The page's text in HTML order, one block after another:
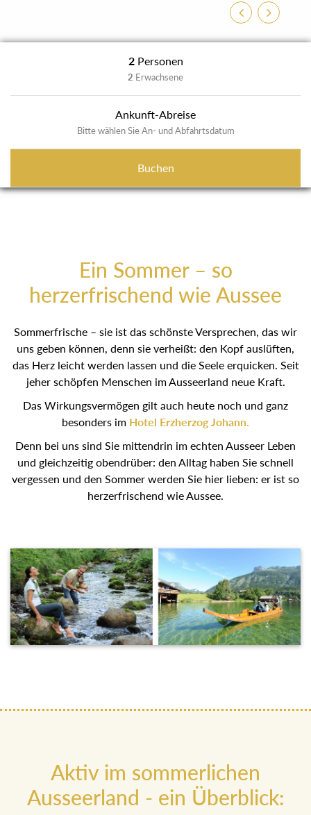
ZurückWeiter
2 Personen
2 Erwachsene
Ankunft-Abreise
Bitte wählen Sie An- und Abfahrtsdatum
Buchen
Ein Sommer – so
herzerfrischend wie Aussee
Sommerfrische – sie ist das schönste Versprechen, das wir
uns geben können, denn sie verheißt: den Kopf auslüften,
das Herz leicht werden lassen und die Seele erquicken. Seit
jeher schöpfen Menschen im Ausseerland neue Kraft.
Das Wirkungsvermögen gilt auch heute noch und ganz
besonders im Hotel Erzherzog Johann.
Denn bei uns sind Sie mittendrin im echten Ausseer Leben
und gleichzeitig obendrüber: den Alltag haben Sie schnell
vergessen und den Sommer werden Sie hier lieben: er ist so
herzerfrischend wie Aussee.
Aktiv im sommerlichen
Ausseerland - ein Überblick: